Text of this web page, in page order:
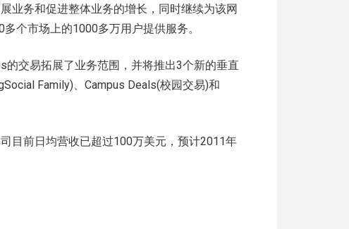
业务和促进整体业务的增长，同时继续为该网
个市场上的1000多万用户提供服务。
的交易拓展了业务范围，并将推出3个新的垂直
Family)、Campus Deals(校园交易)和
目前日均营收已超过100万美元，预计2011年